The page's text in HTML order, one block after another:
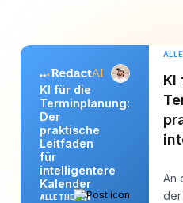
KI für die
Terminplanung:
Der
praktische
Leitfaden
für
intelligentere
Kalender
ALLE THEMEN
KI
An
der